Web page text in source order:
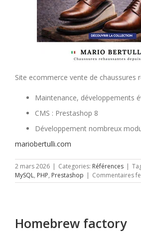
Site ecommerce vente de chaussures
Maintenance, développements
CMS : Prestashop 8
Développement nombreux
mariobertulli.com
2 mars 2026 | Categories: Références |
MySQL, PHP, Prestashop | Commentaires
Homebrew factory